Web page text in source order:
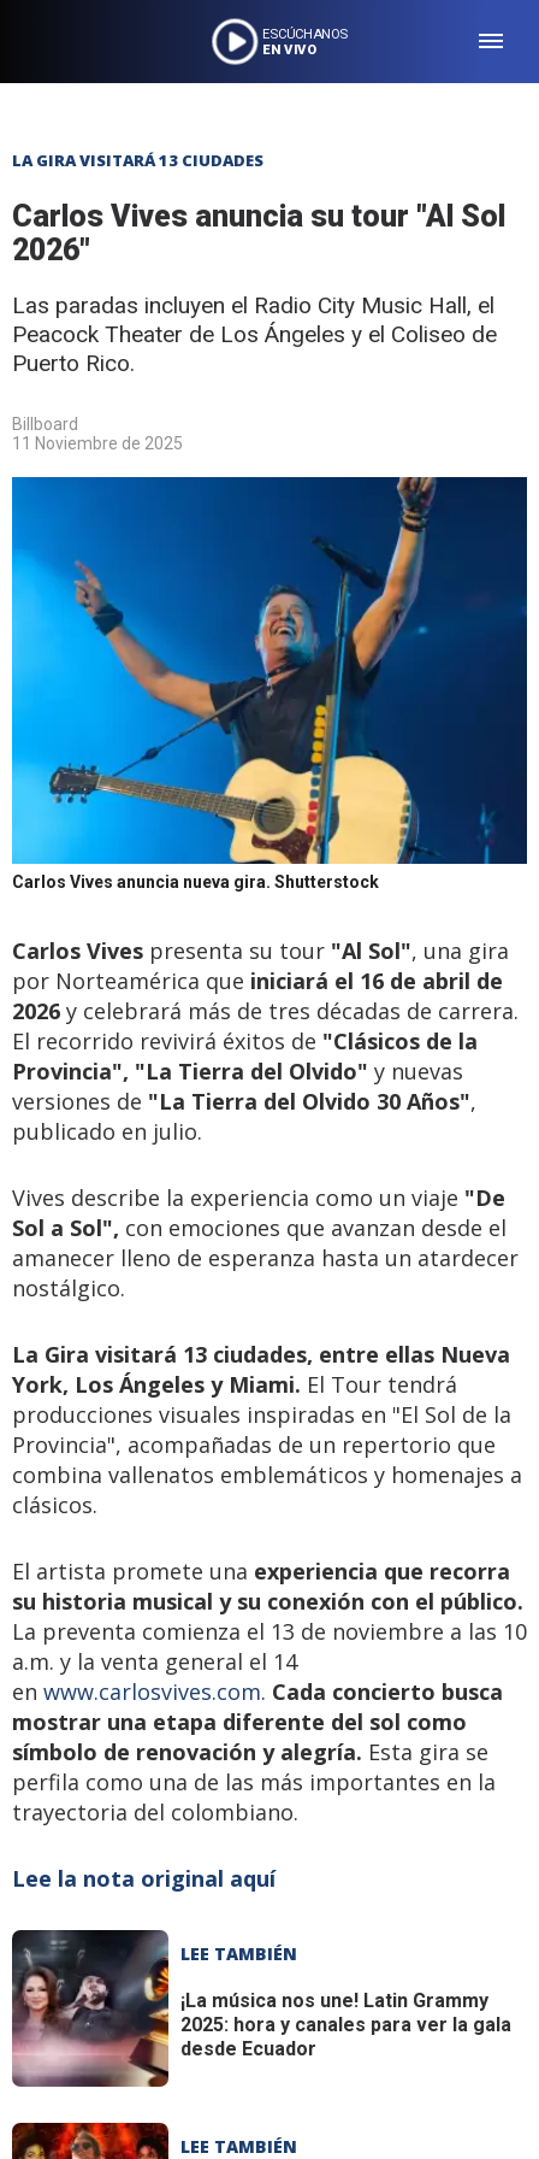
ESCÚCHANOS
EN VIVO
LA GIRA VISITARÁ 13 CIUDADES
Carlos Vives anuncia su tour "Al Sol
2026"
Las paradas incluyen el Radio City Music Hall, el
Peacock Theater de Los Ángeles y el Coliseo de
Puerto Rico.
Billboard
11 Noviembre de 2025
Carlos Vives anuncia nueva gira. Shutterstock
Carlos Vives presenta su tour "Al Sol", una gira
por Norteamérica que iniciará el 16 de abril de
2026 y celebrará más de tres décadas de carrera.
El recorrido revivirá éxitos de "Clásicos de la
Provincia", "La Tierra del Olvido" y nuevas
versiones de "La Tierra del Olvido 30 Años",
publicado en julio.
Vives describe la experiencia como un viaje "De
Sol a Sol", con emociones que avanzan desde el
amanecer lleno de esperanza hasta un atardecer
nostálgico.
La Gira visitará 13 ciudades, entre ellas Nueva
York, Los Ángeles y Miami. El Tour tendrá
producciones visuales inspiradas en "El Sol de la
Provincia", acompañadas de un repertorio que
combina vallenatos emblemáticos y homenajes a
clásicos.
El artista promete una experiencia que recorra
su historia musical y su conexión con el público.
La preventa comienza el 13 de noviembre a las 10
a.m. y la venta general el 14
en www.carlosvives.com. Cada concierto busca
mostrar una etapa diferente del sol como
símbolo de renovación y alegría. Esta gira se
perfila como una de las más importantes en la
trayectoria del colombiano.
Lee la nota original aquí
LEE TAMBIÉN
¡La música nos une! Latin Grammy
2025: hora y canales para ver la gala
desde Ecuador
LEE TAMBIÉN